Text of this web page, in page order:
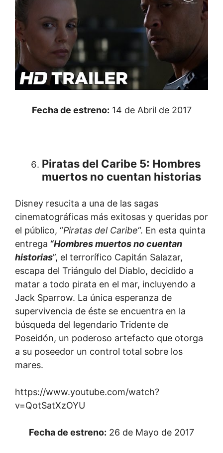
Fecha de estreno: 14 de Abril de 2017
Piratas del Caribe 5: Hombres
muertos no cuentan historias
Disney resucita a una de las sagas
cinematográficas más exitosas y queridas por
el público, “Piratas del Caribe“. En esta quinta
entrega “Hombres muertos no cuentan
historias”, el terrorífico Capitán Salazar,
escapa del Triángulo del Diablo, decidido a
matar a todo pirata en el mar, incluyendo a
Jack Sparrow. La única esperanza de
supervivencia de éste se encuentra en la
búsqueda del legendario Tridente de
Poseidón, un poderoso artefacto que otorga
a su poseedor un control total sobre los
mares.
https://www.youtube.com/watch?
v=QotSatXzOYU
Fecha de estreno: 26 de Mayo de 2017